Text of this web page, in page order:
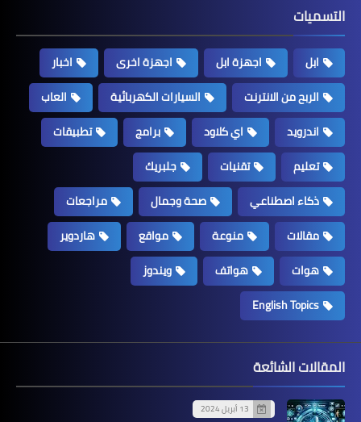
التسميات
ابل اجهزة ابل اجهزة اخرى
اخبار
الربح من الانترنت
السيارات الكهربائية
العاب
اندرويد
اي كلاود برامج
تطبيقات
تعليم
تقنيات
جلبريك
ذكاء اصطناعي
صحة وجمال
مراجعات
مقالات
منوعة مواقع
هاردوير
هوات
هواتف
ويندوز
English Topics
المقالات الشائعة
13 أبريل 2024